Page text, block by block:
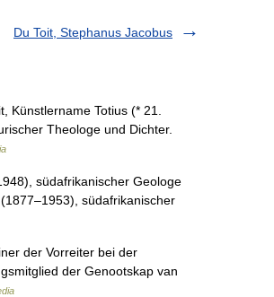
Du Toit, Stephanus Jacobus
Totius (* 21.
Theologe und Dichter.
südafrikanischer Geologe
südafrikanischer
der Vorreiter bei der
der Genootskap van